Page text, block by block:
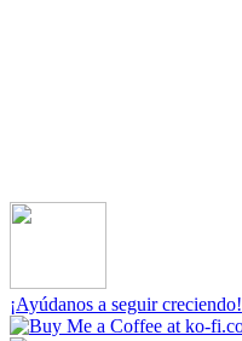
¡Ayúdanos a seguir creciendo!